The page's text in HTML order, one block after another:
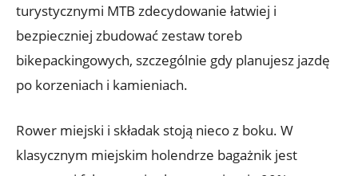
turystycznymi MTB zdecydowanie łatwiej i
bezpieczniej zbudować zestaw toreb
bikepackingowych, szczególnie gdy planujesz jazdę
po korzeniach i kamieniach.
Rower miejski i składak stoją nieco z boku. W
klasycznym miejskim holendrze bagażnik jest